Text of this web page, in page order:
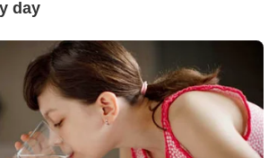
EuroStoxx 50 Dow Jones NASDAQ 100
S&P 500
Impressum -Werbung-Barrierefreiheit
Disclaimer AGB- Privatsphäre-Einstellungen
day